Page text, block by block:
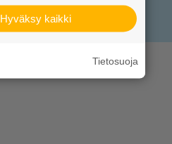
Hyväksy kaikki
Tietosuoja